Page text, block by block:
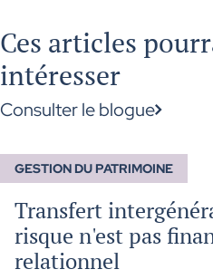
Ces articles
intéresser
Consulter le blogue
GESTION DU PATRIMOINE
Transfert
risque n'est pas
relationnel